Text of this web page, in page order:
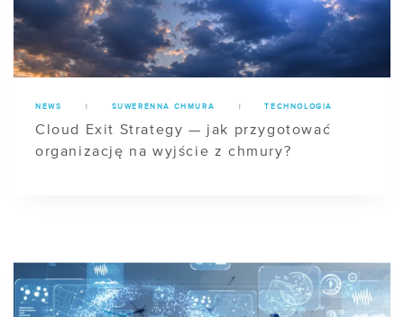
NEWS SUWERENNA CHMURA TECHNOLOGIA
Cloud Exit Strategy — jak przygotować
organizację na wyjście z chmury?